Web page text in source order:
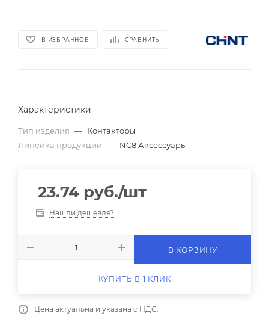
В ИЗБРАННОЕ СРАВНИТЬ
Характеристики
Тип изделия — Контакторы
Линейка продукции — NC8 Аксессуары
23.74 руб./шт
Нашли дешевле?
В КОРЗИНУ
КУПИТЬ В 1 КЛИК
Цена актуальна и указана с НДС.